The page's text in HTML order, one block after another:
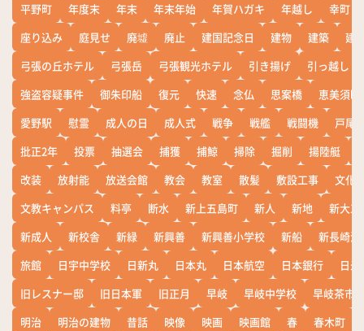
平野町
年度末 年末 年末年始 年賀ハガキ 年越し
幸町
座り込み
庭見せ 廃墟 廃止 建国記念日 建物 建築
建
弓張の丘ホテル
弓張岳 弓張観光ホテル 引き揚げ
引っ越し
強盗容疑事件
御朱印船 復元 快速 念仏 思案橋
恵美須町
愛野駅
慰霊 成人の日 成人式 戦争 戦艦 戦闘機
戸尾
批正2年
投票 抽選会 捕獲 捕鯨 掃除 掘削 揚陸艇
改装
放射能 放送会館 教会 教室 散髪 敷設工事
文化
文教キャンパス
料亭 断水 新上五島町 新人 新地
新大工
新成人
新校舎 新緑 新興善 新興善小学校 新船
新長崎漁
旅館
日宇中学校 日新丸 日本丸 日本航空 日本銀行
日
旧レスナー邸
旧日本軍 旧正月 早岐 早岐中学校
早岐茶市
明治
明治の建物 昔話 映像 映画 映画館 春 春木町